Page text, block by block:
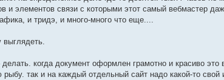
и элементов связи с которыми этот самый вебмастер
и тридэ, и много-много что еще....
выглядеть.
когда документ оформлен грамотно и красиво это
так и на каждый отдельный сайт надо какой-то свой